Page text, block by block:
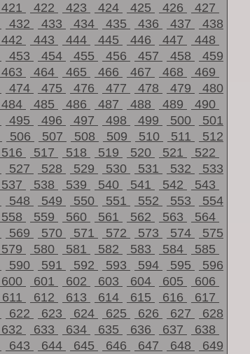
421 422 423 424 425 426
427
432 433 434 435 436 437
438
442 443 444 445 446 447
448
453 454 455 456 457 458
459
463 464 465 466 467 468
469
474 475 476 477 478 479
480
484 485 486 487 488 489
490
495 496 497 498 499 500
501
506 507 508 509 510 511
512
516 517 518 519 520 521
522
527 528 529 530 531 532
533
537 538 539 540 541 542
543
548 549 550 551 552 553
554
558 559 560 561 562 563
564
569 570 571 572 573 574
575
579 580 581 582 583 584
585
590 591 592 593 594 595
596
600 601 602 603 604 605
606
611 612 613 614 615 616
617
622 623 624 625 626 627
628
632 633 634 635 636 637
638
643 644 645 646 647 648
649